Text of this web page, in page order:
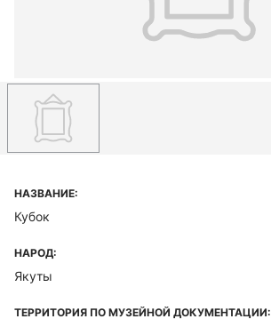
НАЗВАНИЕ:
Кубок
НАРОД:
Якуты
ТЕРРИТОРИЯ ПО МУЗЕЙНОЙ ДОКУМЕНТАЦИИ: